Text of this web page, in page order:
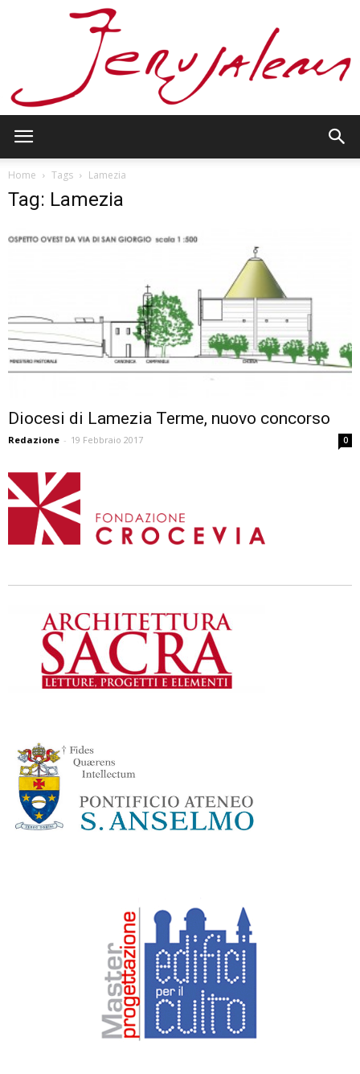
Home Tags Lamezia
Tag: Lamezia
Diocesi di Lamezia Terme, nuovo concorso
Redazione - 19 Febbraio 2017 0